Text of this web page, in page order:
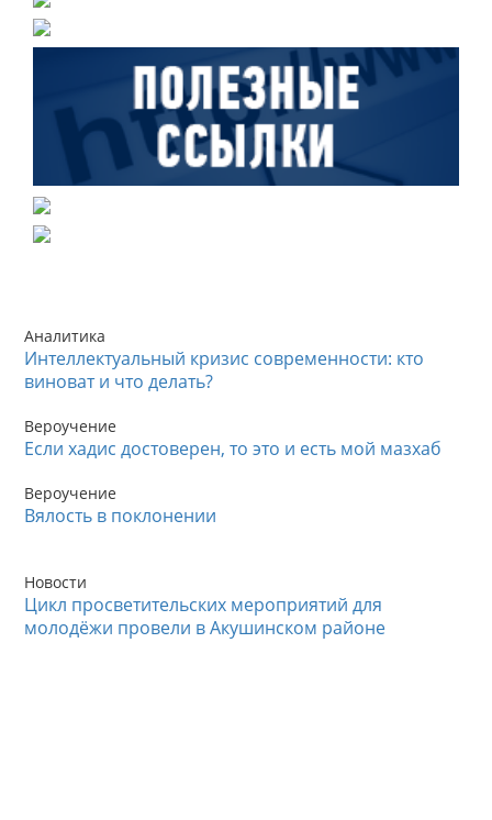
Аналитика
Интеллектуальный кризис современности: кто
виноват и что делать?
Вероучение
Если хадис достоверен, то это и есть мой мазхаб
Вероучение
Вялость в поклонении
Новости
Цикл просветительских мероприятий для
молодёжи провели в Акушинском районе